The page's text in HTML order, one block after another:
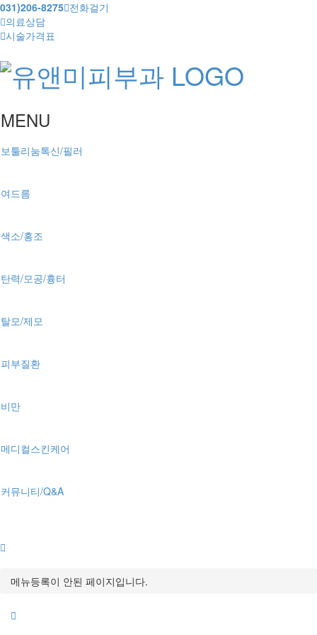
031)206-8275 전화걸기
의료상담
시술가격표
MENU
보툴리눔톡신/필러
여드름
색소/홍조
탄력/모공/흉터
탈모/제모
피부질환
비만
메디컬스킨케어
커뮤니티/Q&A
메뉴등록이 안된 페이지입니다.